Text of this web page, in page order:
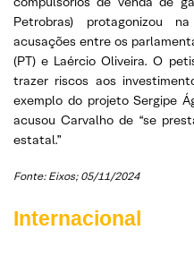
Petrobras) protagonizou
acusações entre os
(PT) e Laércio Oliveira. O
trazer riscos aos
exemplo do projeto Sergipe
acusou Carvalho de “se
estatal.”
Fonte: Eixos; 05/11/2024
Internacional